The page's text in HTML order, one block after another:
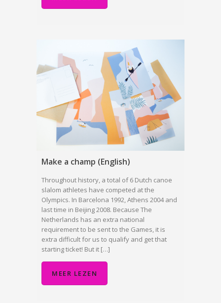
Make a champ (English)
Throughout history, a total of 6 Dutch canoe
slalom athletes have competed at the
Olympics. In Barcelona 1992, Athens 2004 and
last time in Beijing 2008. Because The
Netherlands has an extra national
requirement to be sent to the Games, it is
extra difficult for us to qualify and get that
starting ticket! But it […]
MEER LEZEN